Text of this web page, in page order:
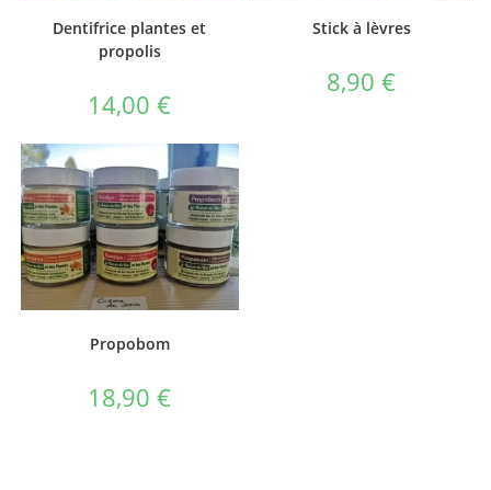
Dentifrice plantes et
propolis
14,00€
Stick à lèvres
8,90€
Propobom
18,90€